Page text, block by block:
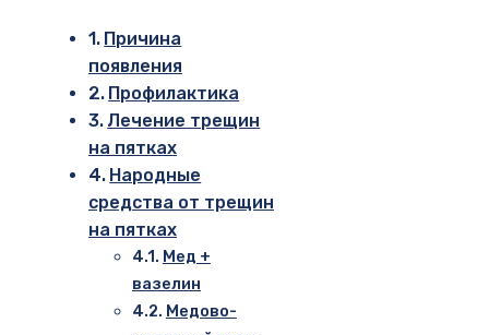
Причина
появления
Профилактика
Лечение трещин
на пятках
Народные
средства от трещин
на пятках
Мед +
вазелин
Медово-